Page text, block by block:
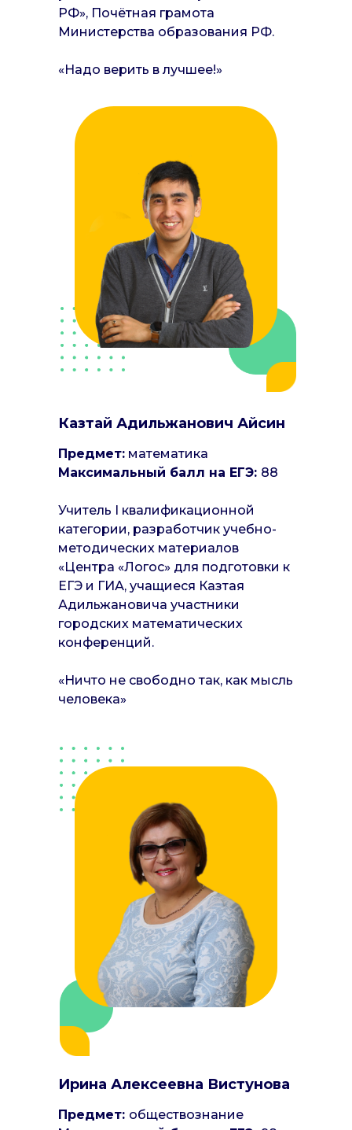
РФ», Почётная грамота
Министерства образования РФ.
«Надо верить в лучшее!»
Казтай Адильжанович Айсин
Предмет: математика
Максимальный балл на ЕГЭ: 88
Учитель I квалификационной
категории, разработчик учебно-
методических материалов
«Центра «Логос» для подготовки к
ЕГЭ и ГИА, учащиеся Казтая
Адильжановича участники
городских математических
конференций.
«Ничто не свободно так, как мысль
человека»
Ирина Алексеевна Вистунова
Предмет: обществознание